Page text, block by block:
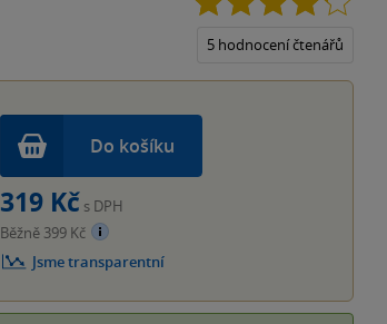
5 hodnocení čtenářů
Do košíku
319 Kč s DPH
Běžně 399 Kč
Jsme transparentní